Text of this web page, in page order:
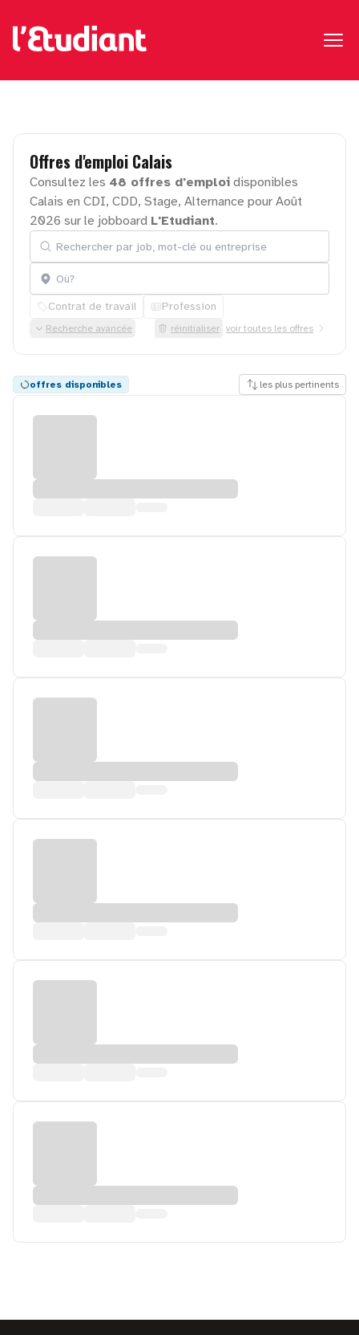
Offres d'emploi Calais
Consultez les 48 offres d'emploi disponibles
Calais en CDI, CDD, Stage, Alternance pour Août
2026 sur le jobboard L'Etudiant.
Rechercher par job, mot-clé ou entreprise
Localisation
Contrat de travail Profession
Recherche avancée réinitialiser voir toutes les offres
offres disponibles les plus pertinents